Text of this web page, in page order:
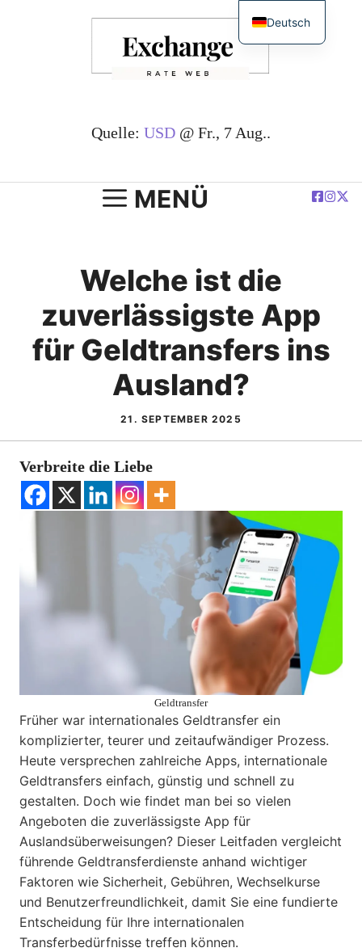
Quelle: USD @ Fr., 7 Aug..
MENÜ
Welche ist die
zuverlässigste App
für Geldtransfers ins
Ausland?
21. SEPTEMBER 2025
Verbreite die Liebe
Geldtransfer
Früher war internationales Geldtransfer ein
komplizierter, teurer und zeitaufwändiger Prozess.
Heute versprechen zahlreiche Apps, internationale
Geldtransfers einfach, günstig und schnell zu
gestalten. Doch wie findet man bei so vielen
Angeboten die zuverlässigste App für
Auslandsüberweisungen? Dieser Leitfaden vergleicht
führende Geldtransferdienste anhand wichtiger
Faktoren wie Sicherheit, Gebühren, Wechselkurse
und Benutzerfreundlichkeit, damit Sie eine fundierte
Entscheidung für Ihre internationalen
Transferbedürfnisse treffen können.
Deutsch
English
简体中文
Polski